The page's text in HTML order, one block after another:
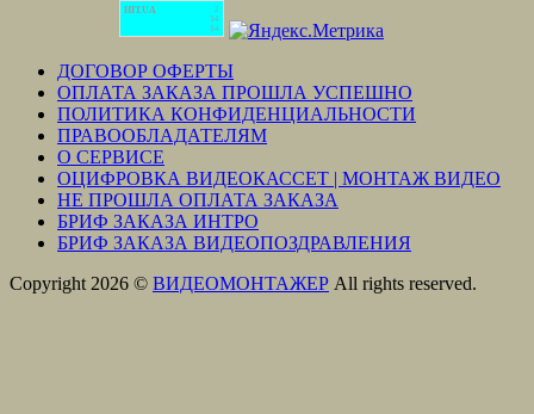
HIT.UA
2
34
34
ДОГОВОР ОФЕРТЫ
ОПЛАТА ЗАКАЗА ПРОШЛА УСПЕШНО
ПОЛИТИКА КОНФИДЕНЦИАЛЬНОСТИ
ПРАВООБЛАДАТЕЛЯМ
О СЕРВИСЕ
ОЦИФРОВКА ВИДЕОКАССЕТ | МОНТАЖ ВИДЕО
НЕ ПРОШЛА ОПЛАТА ЗАКАЗА
БРИФ ЗАКАЗА ИНТРО
БРИФ ЗАКАЗА ВИДЕОПОЗДРАВЛЕНИЯ
Copyright 2026 © ВИДЕОМОНТАЖЕР All rights reserved.